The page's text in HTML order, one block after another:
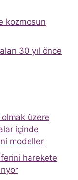
kozmosun
30 yıl önce
olmak üzere
içinde
modeller
harekete